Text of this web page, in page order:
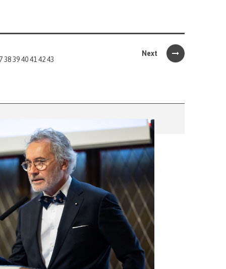
38394041 4243
Next